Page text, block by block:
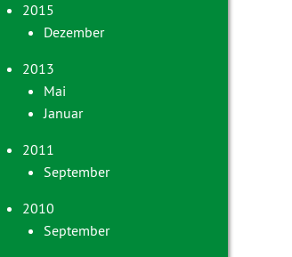
2015
Dezember
2013
Mai
Januar
2011
September
2010
September